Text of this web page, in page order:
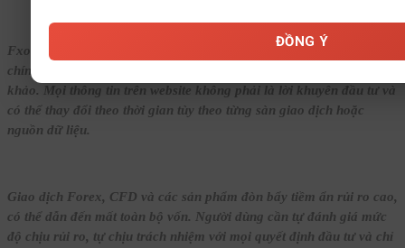
Fxonline24h.com cung cấp nội dung tổng hợp về Forex, tin tức tài
chính, đánh giá sàn và các chương trình bonus với mục đích tham
khảo. Mọi thông tin trên website không phải là lời khuyên đầu tư và
có thể thay đổi theo thời gian tùy theo từng sàn giao dịch hoặc
nguồn dữ liệu.
Giao dịch Forex, CFD và các sản phẩm đòn bẩy tiềm ẩn rủi ro cao,
có thể dẫn đến mất toàn bộ vốn. Người dùng cần tự đánh giá mức
độ chịu rủi ro, tự chịu trách nhiệm với mọi quyết định đầu tư và chỉ
ĐỒNG Ý